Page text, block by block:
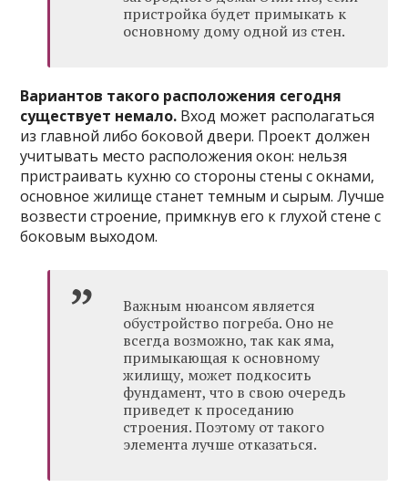
пристройка будет примыкать к
основному дому одной из стен.
Вариантов такого расположения сегодня
существует немало. Вход может располагаться
из главной либо боковой двери. Проект должен
учитывать место расположения окон: нельзя
пристраивать кухню со стороны стены с окнами,
основное жилище станет темным и сырым. Лучше
возвести строение, примкнув его к глухой стене с
боковым выходом.
Важным нюансом является
обустройство погреба. Оно не
всегда возможно, так как яма,
примыкающая к основному
жилищу, может подкосить
фундамент, что в свою очередь
приведет к проседанию
строения. Поэтому от такого
элемента лучше отказаться.